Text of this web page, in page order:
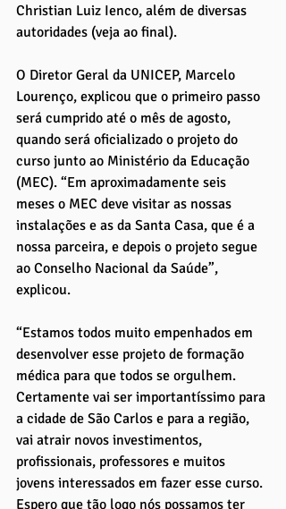
Christian Luiz Ienco, além de diversas
autoridades (veja ao final).
O Diretor Geral da UNICEP, Marcelo
Lourenço, explicou que o primeiro passo
será cumprido até o mês de agosto,
quando será oficializado o projeto do
curso junto ao Ministério da Educação
(MEC). “Em aproximadamente seis
meses o MEC deve visitar as nossas
instalações e as da Santa Casa, que é a
nossa parceira, e depois o projeto segue
ao Conselho Nacional da Saúde”,
explicou.
“Estamos todos muito empenhados em
desenvolver esse projeto de formação
médica para que todos se orgulhem.
Certamente vai ser importantíssimo para
a cidade de São Carlos e para a região,
vai atrair novos investimentos,
profissionais, professores e muitos
jovens interessados em fazer esse curso.
Espero que tão logo nós possamos ter